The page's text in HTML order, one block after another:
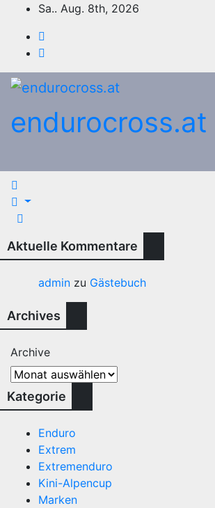
springen
Sa.. Aug. 8th, 2026
endurocross.at
Aktuelle Kommentare
admin zu Gästebuch
Archives
Archive
Kategorie
Enduro
Extrem
Extremenduro
Kini-Alpencup
Marken